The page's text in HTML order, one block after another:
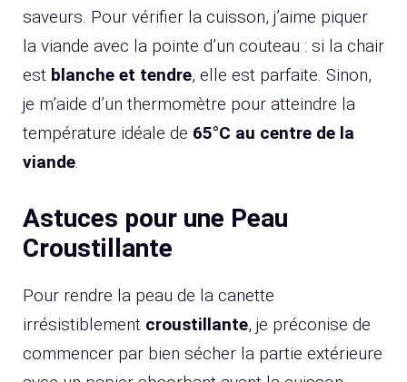
saveurs. Pour vérifier la cuisson, j’aime piquer
la viande avec la pointe d’un couteau : si la chair
est blanche et tendre, elle est parfaite. Sinon,
je m’aide d’un thermomètre pour atteindre la
température idéale de 65°C au centre de la
viande.
Astuces pour une Peau
Croustillante
Pour rendre la peau de la canette
irrésistiblement croustillante, je préconise de
commencer par bien sécher la partie extérieure